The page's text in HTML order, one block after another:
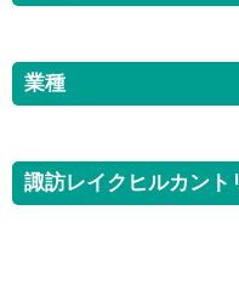
業種
諏訪レイクヒルカント